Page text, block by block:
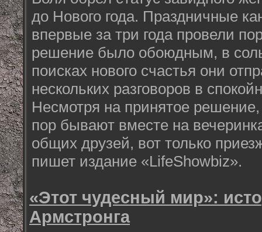
до Нового года. Праздничные
впервые за три года провели
решение было обоюдным, в
поисках нового счастья они
нескольких разговоров в
Несмотря на принятое
пор бывают вместе на
общих друзей, вот только
пишет издание «LifeShowbiz».
«Этот чудесный мир»:
Армстронга